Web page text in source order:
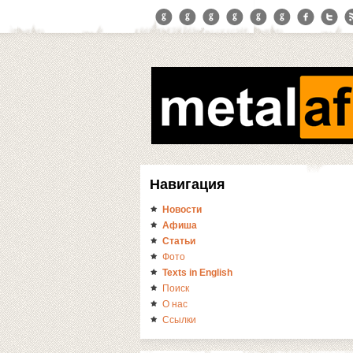
Навигация
Новости
Афиша
Статьи
Фото
Texts in English
Поиск
О нас
Ссылки